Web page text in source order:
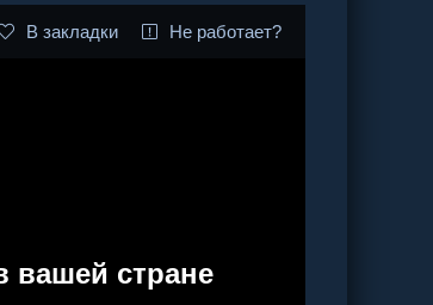
В закладки Не работает?